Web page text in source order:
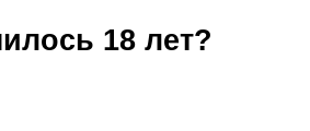
18 лет?